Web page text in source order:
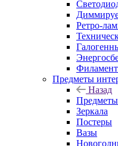
Ретро-
Предметы
Назад
Предметы
Зеркала
Постеры
Вазы